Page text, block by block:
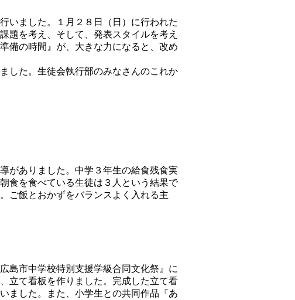
いました。１月２８日（日）に行われた
題を考え、そして、発表スタイルを考え
備の時間』が、大きな力になると、改め
した。生徒会執行部のみなさんのこれか
がありました。中学３年生の給食残食実
食を食べている生徒は３人という結果で
ご飯とおかずをバランスよく入れる主
島市中学校特別支援学級合同文化祭』に
立て看板を作りました。完成した立て看
ました。また、小学生との共同作品『あ